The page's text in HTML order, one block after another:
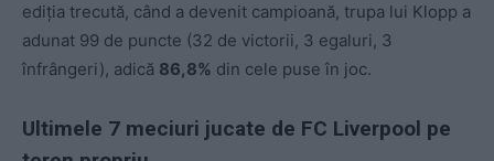
ediția trecută, când a devenit campioană, trupa lui Klopp a
adunat 99 de puncte (32 de victorii, 3 egaluri, 3
înfrângeri), adică 86,8% din cele puse în joc.
Ultimele 7 meciuri jucate de FC Liverpool pe